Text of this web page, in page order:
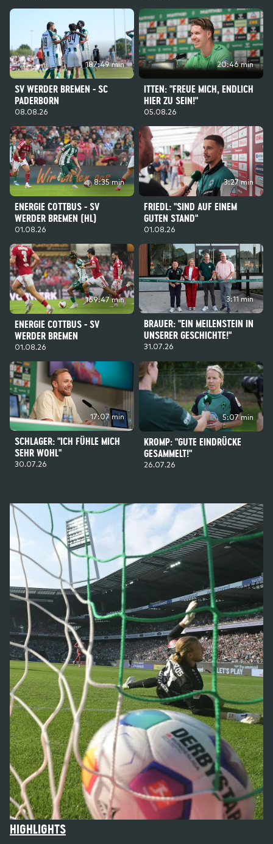
187:49 min
SV WERDER BREMEN - SC
PADERBORN
08.08.26
20:46 min
ITTEN: "FREUE MICH, ENDLICH
HIER ZU SEIN!"
05.08.26
8:35 min
ENERGIE COTTBUS - SV
WERDER BREMEN (HL)
01.08.26
3:27 min
FRIEDL: "SIND AUF EINEM
GUTEN STAND"
01.08.26
169:47 min
ENERGIE COTTBUS - SV
WERDER BREMEN
01.08.26
3:11 min
BRAUER: "EIN MEILENSTEIN IN
UNSERER GESCHICHTE!"
31.07.26
17:07 min
SCHLAGER: "ICH FÜHLE MICH
SEHR WOHL"
30.07.26
5:07 min
KROMP: "GUTE EINDRÜCKE
GESAMMELT!"
26.07.26
HIGHLIGHTS